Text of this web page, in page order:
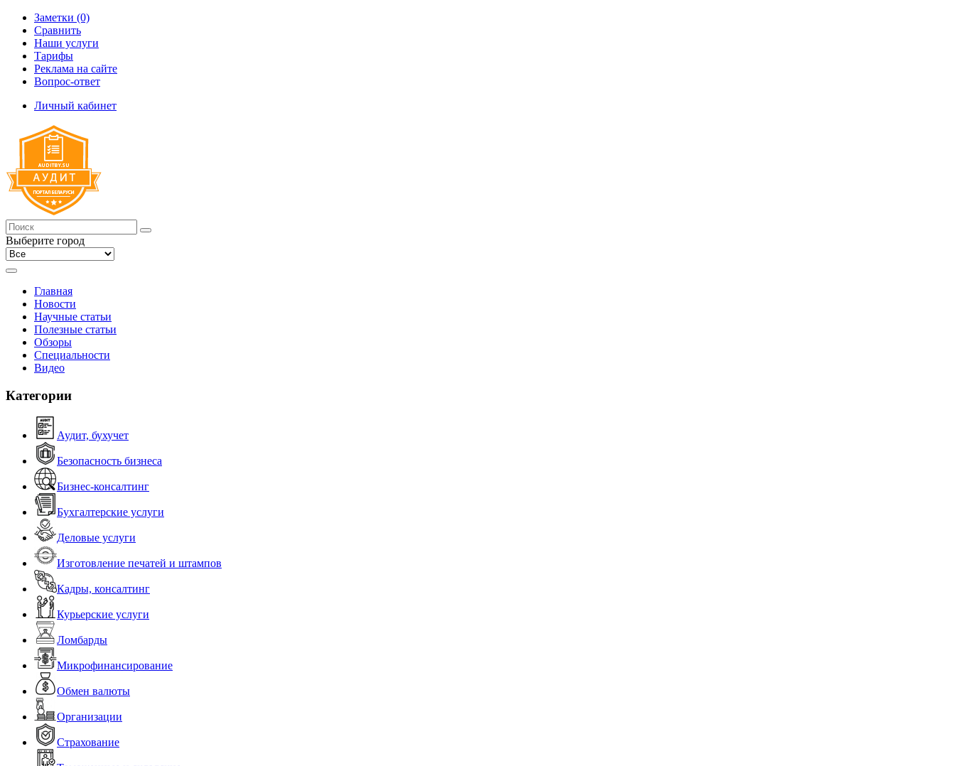
Заметки (0)
Сравнить
Наши услуги
Тарифы
Реклама на сайте
Вопрос-ответ
Личный кабинет
Выберите город
Главная
Новости
Научные статьи
Полезные статьи
Обзоры
Специальности
Видео
Категории
Аудит, бухучет
Безопасность бизнеса
Бизнес-консалтинг
Бухгалтерские услуги
Деловые услуги
Изготовление печатей и штампов
Кадры, консалтинг
Курьерские услуги
Ломбарды
Микрофинансирование
Обмен валюты
Организации
Страхование